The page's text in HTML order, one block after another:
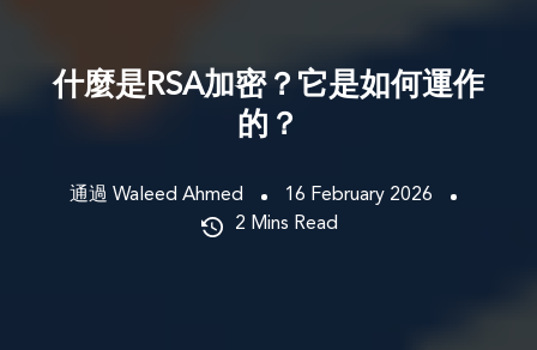
什麼是RSA加密？它是如何運作
的？
通過 Waleed Ahmed
16 February 2026
2 Mins Read